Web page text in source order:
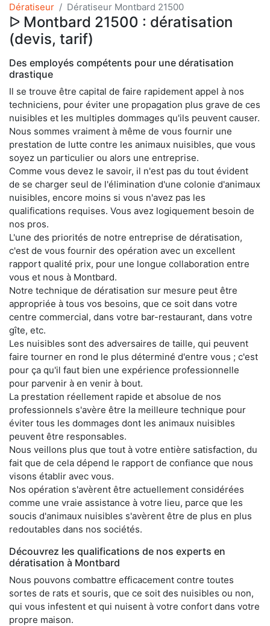
Dératiseur Dératiseur Montbard 21500
ᐅ Montbard 21500 : dératisation
(devis, tarif)
Des employés compétents pour une dératisation
drastique
Il se trouve être capital de faire rapidement appel à nos
techniciens, pour éviter une propagation plus grave de ces
nuisibles et les multiples dommages qu'ils peuvent causer.
Nous sommes vraiment à même de vous fournir une
prestation de lutte contre les animaux nuisibles, que vous
soyez un particulier ou alors une entreprise.
Comme vous devez le savoir, il n'est pas du tout évident
de se charger seul de l'élimination d'une colonie d'animaux
nuisibles, encore moins si vous n'avez pas les
qualifications requises. Vous avez logiquement besoin de
nos pros.
L'une des priorités de notre entreprise de dératisation,
c'est de vous fournir des opération avec un excellent
rapport qualité prix, pour une longue collaboration entre
vous et nous à Montbard.
Notre technique de dératisation sur mesure peut être
appropriée à tous vos besoins, que ce soit dans votre
centre commercial, dans votre bar-restaurant, dans votre
gîte, etc.
Les nuisibles sont des adversaires de taille, qui peuvent
faire tourner en rond le plus déterminé d'entre vous ; c'est
pour ça qu'il faut bien une expérience professionnelle
pour parvenir à en venir à bout.
La prestation réellement rapide et absolue de nos
professionnels s'avère être la meilleure technique pour
éviter tous les dommages dont les animaux nuisibles
peuvent être responsables.
Nous veillons plus que tout à votre entière satisfaction, du
fait que de cela dépend le rapport de confiance que nous
visons établir avec vous.
Nos opération s'avèrent être actuellement considérées
comme une vraie assistance à votre lieu, parce que les
soucis d'animaux nuisibles s'avèrent être de plus en plus
redoutables dans nos sociétés.
Découvrez les qualifications de nos experts en
dératisation à Montbard
Nous pouvons combattre efficacement contre toutes
sortes de rats et souris, que ce soit des nuisibles ou non,
qui vous infestent et qui nuisent à votre confort dans votre
propre maison.